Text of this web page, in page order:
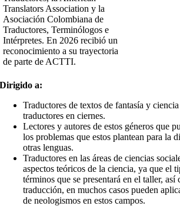
Translators Association y la
Asociación Colombiana de
Traductores, Terminólogos e
Intérpretes. En 2026 recibió un
reconocimiento a su trayectoria
de parte de ACTTI.
Dirigido a:
Traductores de textos de fantasía y
traductores en ciernes.
Lectores y autores de estos géneros que
los problemas que estos plantean para la
otras lenguas.
Traductores en las áreas de ciencias
aspectos teóricos de la ciencia, ya que el
términos que se presentará en el taller, así
traducción, en muchos casos pueden
de neologismos en estos campos.